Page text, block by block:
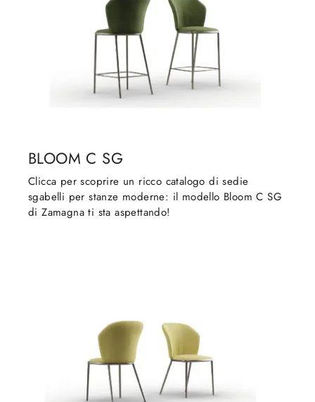
BLOOM C SG
Clicca per scoprire un ricco catalogo di sedie
sgabelli per stanze moderne: il modello Bloom C SG
di Zamagna ti sta aspettando!